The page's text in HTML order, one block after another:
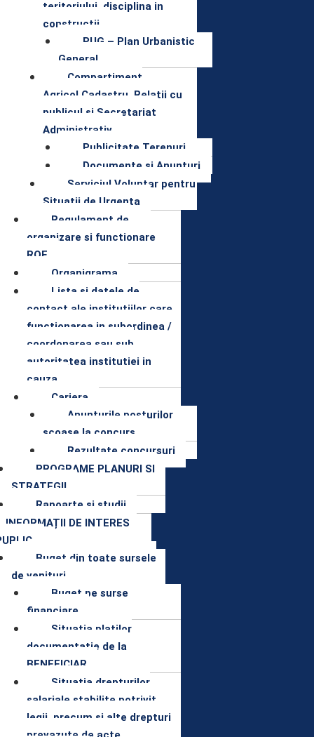
teritoriului, disciplina in
constructii
PUG – Plan Urbanistic
General
Compartiment
Agricol,Cadastru, Relatii cu
publicul si Secretariat
Administrativ
Publicitate Terenuri
Documente și Anunțuri
Serviciul Voluntar pentru
Situatii de Urgenta
Regulament de
organizare si functionare
ROF
Organigrama
Lista si datele de
contact ale institutiilor care
functionarea in subordinea /
coordonarea sau sub
autoritatea institutiei in
cauza
Cariera
Anunturile posturilor
scoase la concurs
Rezultate concursuri
PROGRAME PLANURI SI
STRATEGII
Rapoarte si studii
INFORMAȚII DE INTERES
Buget din toate sursele
de venituri
Buget pe surse
financiare
Situatia platilor
documentatie de la
BENEFICIAR
Situatia drepturilor
salariale stabilite potrivit
legii, precum si alte drepturi